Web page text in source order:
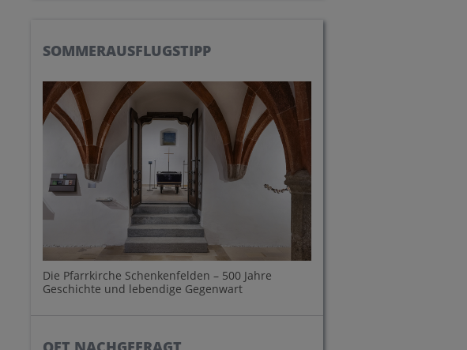
SOMMERAUSFLUGSTIPP
Die Pfarrkirche Schenkenfelden – 500 Jahre
Geschichte und lebendige Gegenwart